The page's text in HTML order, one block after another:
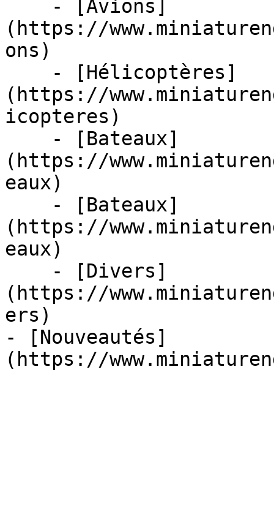
(https://
ons)
(https://
icopteres)
(https://
eaux)
(https://
eaux)
(https://
ers)
- [Nouveautés]